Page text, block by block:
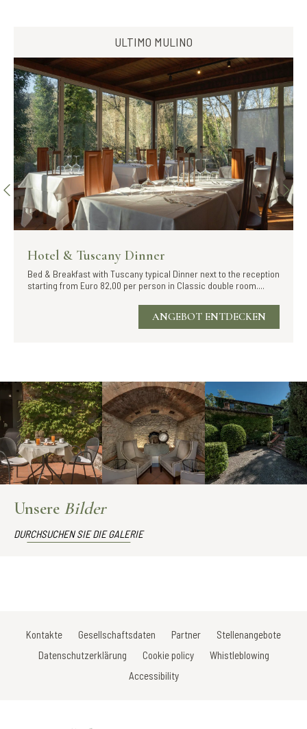
ULTIMO MULINO
Hotel & Tuscany Dinner
Bed & Breakfast with Tuscany typical Dinner next to the reception
starting from Euro 82,00 per person in Classic double room....
ANGEBOT ENTDECKEN
Unsere Bilder
DURCHSUCHEN SIE DIE GALERIE
Kontakte Gesellschaftsdaten Partner
Stellenangebote
Datenschutzerklärung
Cookie policy
Whistleblowing
Accessibility